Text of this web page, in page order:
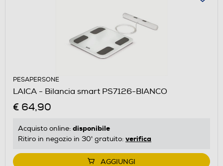
PESAPERSONE
LAICA - Bilancia smart PS7126-BIANCO
€ 64,90
Acquisto online: disponibile
Ritiro in negozio in 30' gratuito: verifica
AGGIUNGI